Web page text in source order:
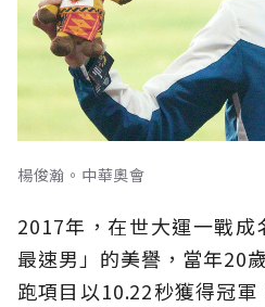
楊俊瀚。中華奧會
2017年，在世大運一戰
最速男」的美譽，當年20
跑項目以10.22秒獲得冠